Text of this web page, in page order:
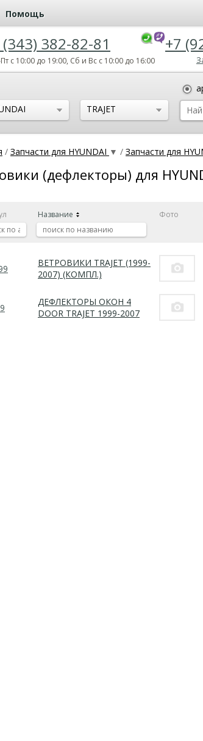
Помощь
(343) 382-82-81 +7
с 10:00 до 19:00, Сб и Вс с 10:00 до 16:00
TRAJET
/ Запчасти для HYUNDAI ▼ / Запчасти для
(дефлекторы) для
Название Фото
ВЕТРОВИКИ TRAJET (1999-
2007) (КОМПЛ.)
ДЕФЛЕКТОРЫ ОКОН 4
DOOR TRAJET 1999-2007